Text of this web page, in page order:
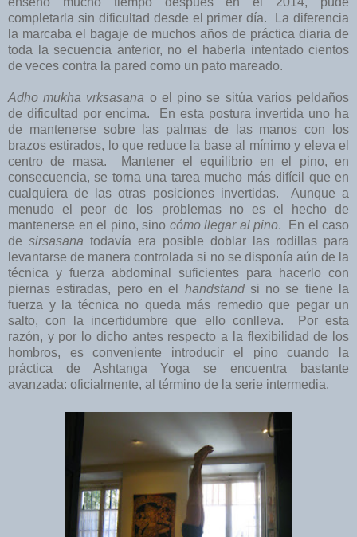
completarla sin dificultad desde el primer día. La diferencia
la marcaba el bagaje de muchos años de práctica diaria de
toda la secuencia anterior, no el haberla intentado cientos
de veces contra la pared como un pato mareado.
Adho mukha vrksasana o el pino se sitúa varios peldaños
de dificultad por encima. En esta postura invertida uno ha
de mantenerse sobre las palmas de las manos con los
brazos estirados, lo que reduce la base al mínimo y eleva el
centro de masa. Mantener el equilibrio en el pino, en
consecuencia, se torna una tarea mucho más difícil que en
cualquiera de las otras posiciones invertidas. Aunque a
menudo el peor de los problemas no es el hecho de
mantenerse en el pino, sino cómo llegar al pino. En el caso
de sirsasana todavía era posible doblar las rodillas para
levantarse de manera controlada si no se disponía aún de la
técnica y fuerza abdominal suficientes para hacerlo con
piernas estiradas, pero en el handstandsi no se tiene la
fuerza y la técnica no queda más remedio que pegar un
salto, con la incertidumbre que ello conlleva. Por esta
razón, y por lo dicho antes respecto a la flexibilidad de los
hombros, es conveniente introducir el pino cuando la
práctica de Ashtanga Yoga se encuentra bastante
avanzada: oficialmente, al término de la serie intermedia.